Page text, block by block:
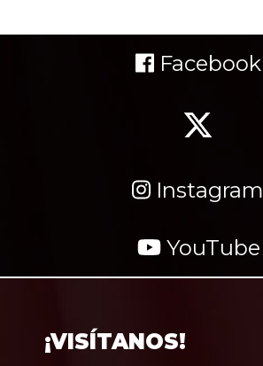
Facebook
Instagram
YouTube
¡VISÍTANOS!